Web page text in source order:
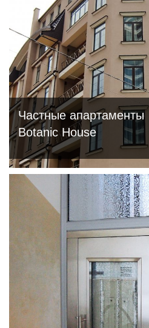
Частные апартаменты
Botanic House